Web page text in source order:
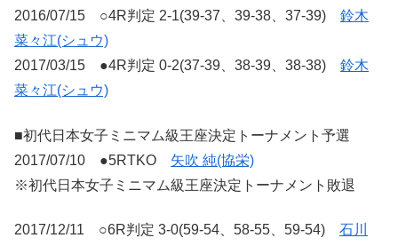
2016/07/15 ○4R判定 2-1(39-37、39-38、37-39) 鈴木
菜々江(シュウ)
2017/03/15 ●4R判定 0-2(37-39、38-39、38-38) 鈴木
菜々江(シュウ)
■初代日本女子ミニマム級王座決定トーナメント予選
2017/07/10 ●5RTKO 矢吹 純(協栄)
※初代日本女子ミニマム級王座決定トーナメント敗退
2017/12/11 ○6R判定 3-0(59-54、58-55、59-54) 石川